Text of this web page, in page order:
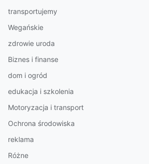
transportujemy
Wegańskie
zdrowie uroda
Biznes i finanse
dom i ogród
edukacja i szkolenia
Motoryzacja i transport
Ochrona środowiska
reklama
Różne